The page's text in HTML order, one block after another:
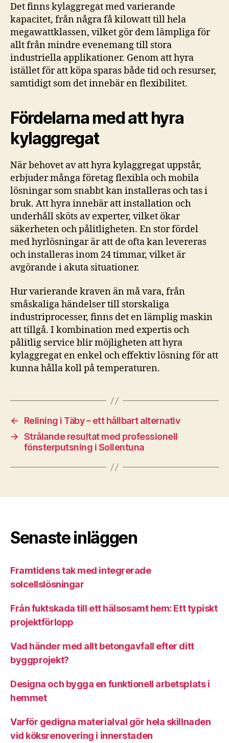
Det finns kylaggregat med varierande
kapacitet, från några få kilowatt till hela
megawattklassen, vilket gör dem lämpliga för
allt från mindre evenemang till stora
industriella applikationer. Genom att hyra
istället för att köpa sparas både tid och resurser,
samtidigt som det innebär en flexibilitet.
Fördelarna med att hyra
kylaggregat
När behovet av att hyra kylaggregat uppstår,
erbjuder många företag flexibla och mobila
lösningar som snabbt kan installeras och tas i
bruk. Att hyra innebär att installation och
underhåll sköts av experter, vilket ökar
säkerheten och pålitligheten. En stor fördel
med hyrlösningar är att de ofta kan levereras
och installeras inom 24 timmar, vilket är
avgörande i akuta situationer.
Hur varierande kraven än må vara, från
småskaliga händelser till storskaliga
industriprocesser, finns det en lämplig maskin
att tillgå. I kombination med expertis och
pålitlig service blir möjligheten att hyra
kylaggregat en enkel och effektiv lösning för att
kunna hålla koll på temperaturen.
←
Relining i Täby – ett hållbart alternativ
→ Strålande resultat med professionell
fönsterputsning i Sollentuna
Senaste inläggen
Framtidens tak med integrerade
solcellslösningar
Från fuktskada till ett hälsosamt hem: Ett typiskt
projektförlopp
Vad händer med allt betongavfall efter ditt
byggprojekt?
Designa och bygga en funktionell arbetsplats i
hemmet
Varför gedigna materialval gör hela skillnaden
vid köksrenovering i innerstaden